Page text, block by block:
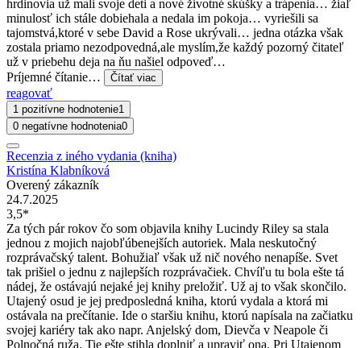
hrdinovia už mali svoje deti a nové životné skúšky a trápenia… žiaľ
minulosť ich stále dobiehala a nedala im pokoja… vyriešili sa
tajomstvá,ktoré v sebe David a Rose ukrývali… jedna otázka však
zostala priamo nezodpovedná,ale myslím,že každý pozorný čitateľ
už v priebehu deja na ňu našiel odpoveď…
Príjemné čítanie…
Čítať viac
reagovať
1 pozitívne hodnotenie1
0 negatívne hodnotenia0
Recenzia z iného vydania (kniha)
Kristína Klabníková
Overený zákazník
24.7.2025
3,5*
Za tých pár rokov čo som objavila knihy Lucindy Riley sa stala
jednou z mojich najobľúbenejších autoriek. Mala neskutočný
rozprávačský talent. Bohužiaľ však už nič nového nenapíše. Svet
tak prišiel o jednu z najlepších rozprávačiek. Chvíľu tu bola ešte tá
nádej, že ostávajú nejaké jej knihy preložiť. Už aj to však skončilo.
Utajený osud je jej predposledná kniha, ktorú vydala a ktorá mi
ostávala na prečítanie. Ide o staršiu knihu, ktorú napísala na začiatku
svojej kariéry tak ako napr. Anjelský dom, Dievča v Neapole či
Polnočná ruža. Tie ešte stihla doplniť a upraviť ona. Pri Utajenom